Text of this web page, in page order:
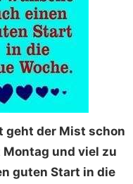
geht der Mist schon
und viel zu
guten Start in die